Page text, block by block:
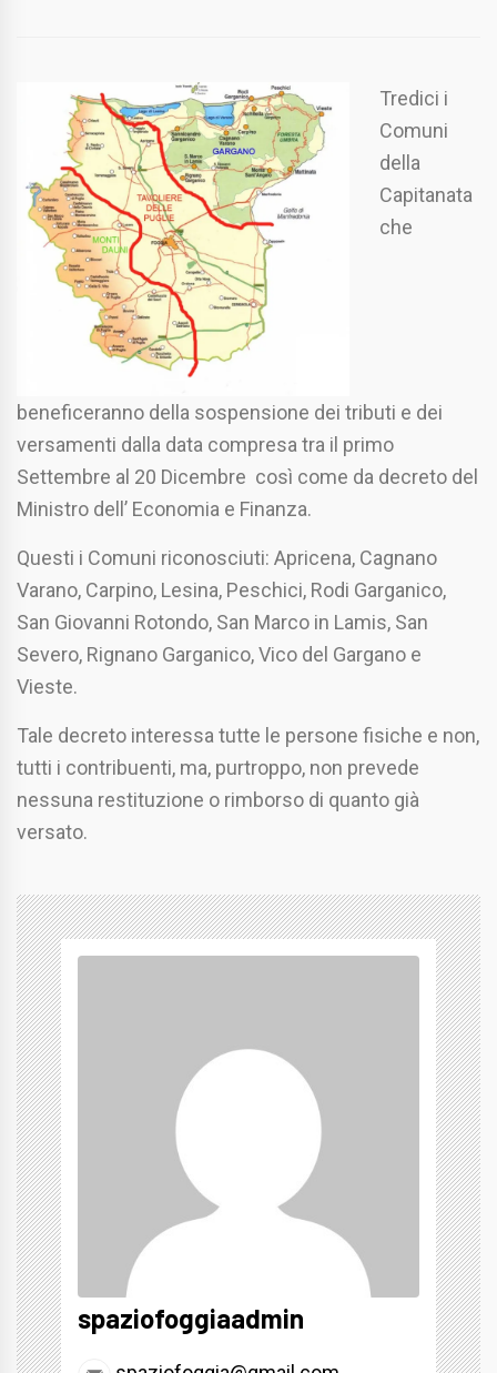
Tredici i
Comuni
della
Capitanata
che
beneficeranno della sospensione dei tributi e dei
versamenti dalla data compresa tra il primo
Settembre al 20 Dicembre così come da decreto del
Ministro dell’ Economia e Finanza.
Questi i Comuni riconosciuti: Apricena, Cagnano
Varano, Carpino, Lesina, Peschici, Rodi Garganico,
San Giovanni Rotondo, San Marco in Lamis, San
Severo, Rignano Garganico, Vico del Gargano e
Vieste.
Tale decreto interessa tutte le persone fisiche e non,
tutti i contribuenti, ma, purtroppo, non prevede
nessuna restituzione o rimborso di quanto già
versato.
spaziofoggiaadmin